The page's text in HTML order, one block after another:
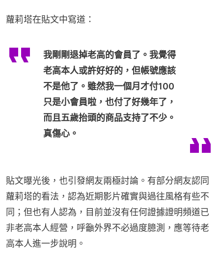
蘿莉塔在貼文中寫道：
我剛剛退掉老高的會員了。我覺得
老高本人或許好好的，但帳號應該
不是他了。雖然我一個月才付100
只是小會員啦，也付了好幾年了，
而且五歲抬頭的商品支持了不少。
真傷心。
貼文曝光後，也引發網友兩極討論。有部分網友認同
蘿莉塔的看法，認為近期影片確實與過往風格有些不
同；但也有人認為，目前並沒有任何證據證明頻道已
非老高本人經營，呼籲外界不必過度臆測，應等待老
高本人進一步說明。